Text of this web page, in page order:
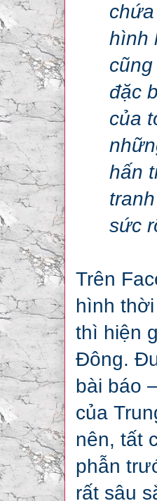
hình
đặc
của
hấn
sức
Trên
hình
thì hiện
Đông.
bài báo
của
nên, tất
phẫn
rất sâu